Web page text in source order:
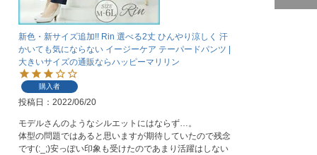
新色・新サイズ追加!! Rin 選べる2丈 ひんやり涼しく 汗
かいても気にならない イージーケア テーパードパンツ |
大きいサイズの通販ならハッピーマリリン
購入者
投稿日 2022/06/20
モデルさんのようなシルエットにはならず…。
体型の問題ではあると思いますが期待していたので残念
です(:_;)安っぽい印象も受けたのであまり活躍はしない
ページトッ